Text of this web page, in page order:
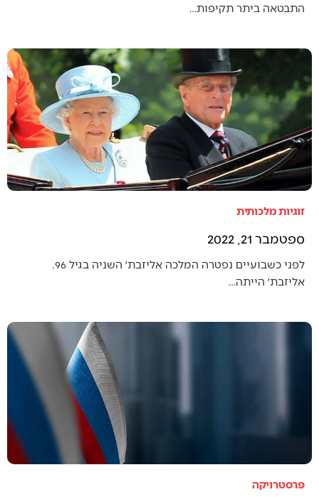
התבטאה ביתר תקיפות…
זוגיות מלכותית
ספטמבר 21, 2022
לפני כשבועיים נפטרה המלכה אליזבת׳ השניה בגיל 96.
אליזבת׳ הייתה…
פרסטרויקה